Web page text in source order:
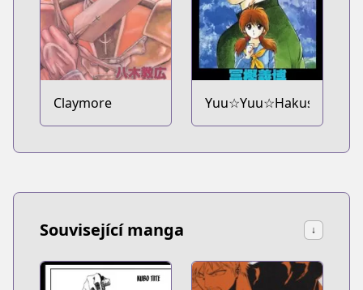
Claymore Yuu☆Yuu☆Hakusho
Související manga ↓